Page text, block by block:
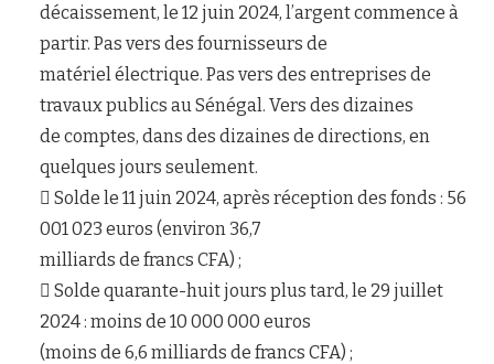
décaissement, le 12 juin 2024, l’argent commence à
partir. Pas vers des fournisseurs de
matériel électrique. Pas vers des entreprises de
travaux publics au Sénégal. Vers des dizaines
de comptes, dans des dizaines de directions, en
quelques jours seulement.
 Solde le 11 juin 2024, après réception des fonds : 56
001 023 euros (environ 36,7
milliards de francs CFA) ;
 Solde quarante-huit jours plus tard, le 29 juillet
2024 : moins de 10 000 000 euros
(moins de 6,6 milliards de francs CFA) ;